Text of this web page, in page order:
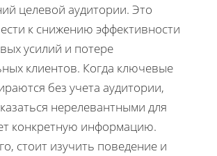
целевой аудитории. Это
к снижению эффективности
усилий и потере
клиентов. Когда ключевые
без учета аудитории,
нерелевантными для
конкретную информацию.
стоит изучить поведение и